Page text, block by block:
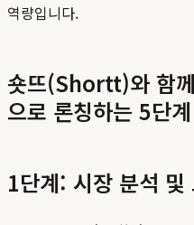
역량입니다.
숏뜨(Shortt)와 함
으로 론칭하는 5단계
1단계: 시장 분석 및